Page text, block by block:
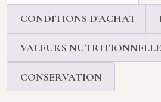
CONDITIONS D'ACHAT
VALEURS
CONSERVATION